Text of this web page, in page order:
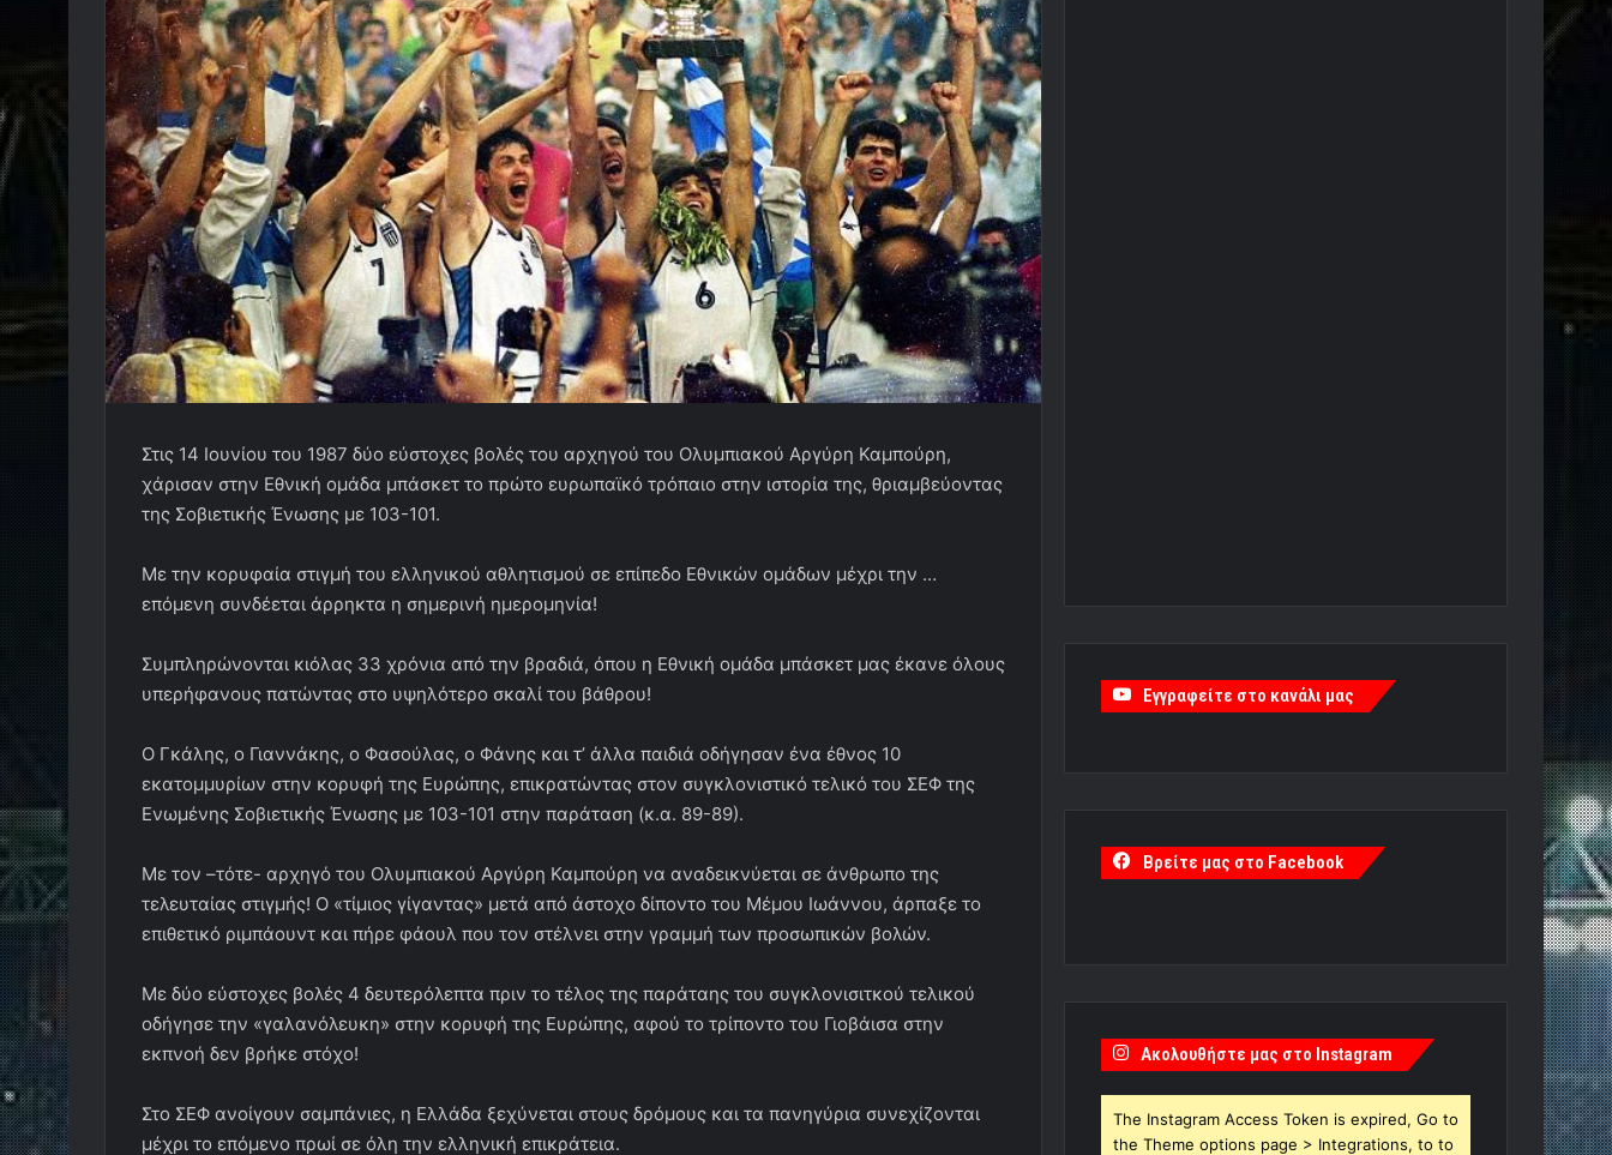
Στις 14 Ιουνίου του 1987 δύο εύστοχες βολές του αρχηγού του Ολυμπιακού Αργύρη Καμπούρη,
χάρισαν στην Εθνική ομάδα μπάσκετ το πρώτο ευρωπαϊκό τρόπαιο στην ιστορία της, θριαμβεύοντας
της Σοβιετικής Ένωσης με 103-101.
Με την κορυφαία στιγμή του ελληνικού αθλητισμού σε επίπεδο Εθνικών ομάδων μέχρι την …
επόμενη συνδέεται άρρηκτα η σημερινή ημερομηνία!
Συμπληρώνονται κιόλας 33 χρόνια από την βραδιά, όπου η Εθνική ομάδα μπάσκετ μας έκανε όλους
υπερήφανους πατώντας στο υψηλότερο σκαλί του βάθρου!
Ο Γκάλης, ο Γιαννάκης, ο Φασούλας, ο Φάνης και τ’ άλλα παιδιά οδήγησαν ένα έθνος 10
εκατομμυρίων στην κορυφή της Ευρώπης, επικρατώντας στον συγκλονιστικό τελικό του ΣΕΦ της
Ενωμένης Σοβιετικής Ένωσης με 103-101 στην παράταση (κ.α. 89-89).
Με τον –τότε- αρχηγό του Ολυμπιακού Αργύρη Καμπούρη να αναδεικνύεται σε άνθρωπο της
τελευταίας στιγμής! Ο «τίμιος γίγαντας» μετά από άστοχο δίποντο του Μέμου Ιωάννου, άρπαξε το
επιθετικό ριμπάουντ και πήρε φάουλ που τον στέλνει στην γραμμή των προσωπικών βολών.
Με δύο εύστοχες βολές 4 δευτερόλεπτα πριν το τέλος της παράταης του συγκλονισιτκού τελικού
οδήγησε την «γαλανόλευκη» στην κορυφή της Ευρώπης, αφού το τρίποντο του Γιοβάισα στην
εκπνοή δεν βρήκε στόχο!
Στο ΣΕΦ ανοίγουν σαμπάνιες, η Ελλάδα ξεχύνεται στους δρόμους και τα πανηγύρια συνεχίζονται
μέχρι το επόμενο πρωί σε όλη την ελληνική επικράτεια.
Εγγραφείτε στο κανάλι μας
Βρείτε μας στο Facebook
Ακολουθήστε μας στο Instagram
The Instagram Access Token is expired, Go to
the Theme options page > Integrations, to to